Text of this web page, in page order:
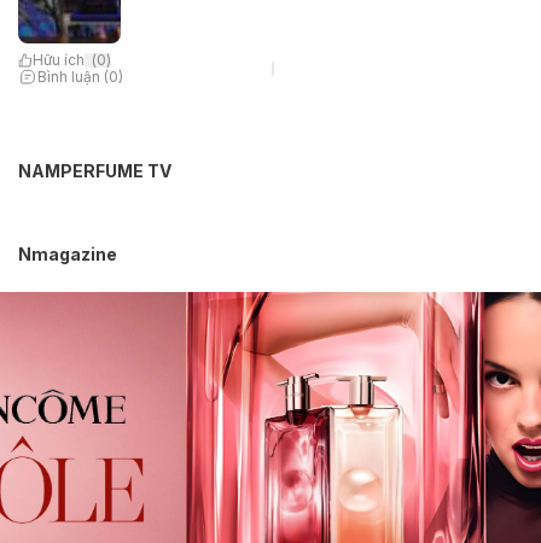
Hữu ích (0)
Bình luận (0)
NAMPERFUME TV
Nmagazine